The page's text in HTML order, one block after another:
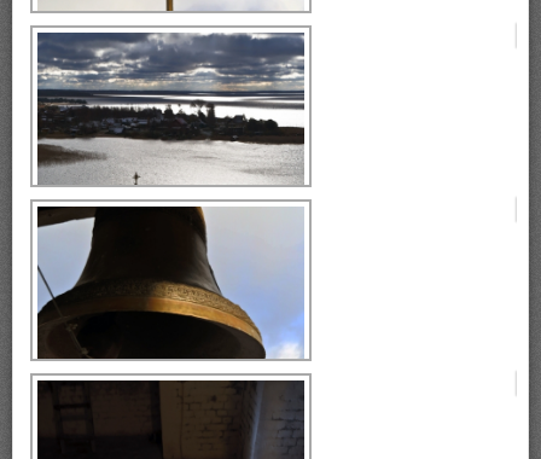
монастырь Нилова Пустынь
монастырь Нилова Пустынь
Селигер, монастырь Нилова